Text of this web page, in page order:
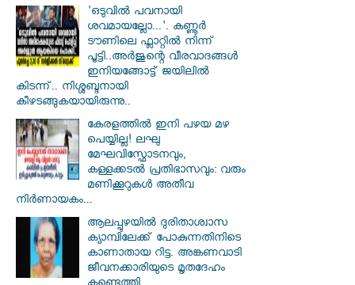
'ഒടുവിൽ പവനായി
ശവമായല്ലോ...'. കണ്ണൂര്‍
ടൗണിലെ ഫ്ലാറ്റിൽ നിന്ന്
പൂട്ടി..അർജുന്റെ വീരവാദങ്ങൾ
ഇനിയങ്ങോട്ട് ജയിലിൽ
കിടന്ന്.. നിശ്ശബ്ദനായി
കീഴടങ്ങുകയായിരുന്നു..
കേരളത്തിൽ ഇനി പഴയ മഴ
പെയ്യില്ല! ലഘു
മേഘവിസ്ഫോടനവും,
കള്ളക്കടൽ പ്രതിഭാസവും: വരും
മണിക്കൂറുകൾ അതീവ
നിർണായകം...
ആലപ്പുഴയിൽ ​ദുരിതാശ്വാസ
ക്യാമ്പിലേക്ക് പോകുന്നതിനിടെ
കാണാതായ റിട്ട. അങ്കണവാടി
ജീവനക്കാരിയുടെ മൃതദേഹം